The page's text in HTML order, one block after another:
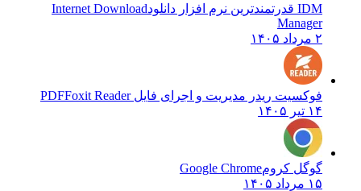
IDM قدرتمندترین نرم افزار دانلود
Internet Download
Manager
۲ مرداد ۱۴۰۵
فوکسیت ریدر مدیریت و اجرای فایل PDFFoxit Reader
۱۴ تیر ۱۴۰۵
گوگل کرومGoogle Chrome
۱۵ مرداد ۱۴۰۵